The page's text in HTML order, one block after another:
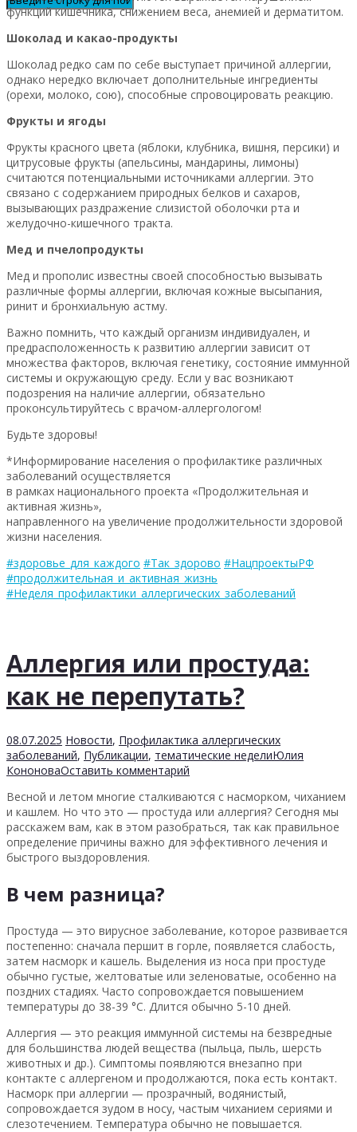
функций кишечника, снижением веса, анемией и дерматитом.
Шоколад и какао-продукты
Шоколад редко сам по себе выступает причиной аллергии,
однако нередко включает дополнительные ингредиенты
(орехи, молоко, сою), способные спровоцировать реакцию.
Фрукты и ягоды
Фрукты красного цвета (яблоки, клубника, вишня, персики) и
цитрусовые фрукты (апельсины, мандарины, лимоны)
считаются потенциальными источниками аллергии. Это
связано с содержанием природных белков и сахаров,
вызывающих раздражение слизистой оболочки рта и
желудочно-кишечного тракта.
Мед и пчелопродукты
Мед и прополис известны своей способностью вызывать
различные формы аллергии, включая кожные высыпания,
ринит и бронхиальную астму.
Важно помнить, что каждый организм индивидуален, и
предрасположенность к развитию аллергии зависит от
множества факторов, включая генетику, состояние иммунной
системы и окружающую среду. Если у вас возникают
подозрения на наличие аллергии, обязательно
проконсультируйтесь с врачом-аллергологом!
Будьте здоровы!
*Информирование населения о профилактике различных
заболеваний осуществляется
в рамках национального проекта «Продолжительная и
активная жизнь»,
направленного на увеличение продолжительности здоровой
жизни населения.
#здоровье_для_каждого #Так_здорово #НацпроектыРФ
#продолжительная_и_активная_жизнь
#Неделя_профилактики_аллергических_заболеваний
Аллергия или простуда:
как не перепутать?
08.07.2025 Новости, Профилактика аллергических
заболеваний, Публикации, тематические неделиЮлия
КононоваОставить комментарий
Весной и летом многие сталкиваются с насморком, чиханием
и кашлем. Но что это — простуда или аллергия? Сегодня мы
расскажем вам, как в этом разобраться, так как правильное
определение причины важно для эффективного лечения и
быстрого выздоровления.
В чем разница?
Простуда — это вирусное заболевание, которое развивается
постепенно: сначала першит в горле, появляется слабость,
затем насморк и кашель. Выделения из носа при простуде
обычно густые, желтоватые или зеленоватые, особенно на
поздних стадиях. Часто сопровождается повышением
температуры до 38-39 °С. Длится обычно 5-10 дней.
Аллергия — это реакция иммунной системы на безвредные
для большинства людей вещества (пыльца, пыль, шерсть
животных и др.). Симптомы появляются внезапно при
контакте с аллергеном и продолжаются, пока есть контакт.
Насморк при аллергии — прозрачный, водянистый,
сопровождается зудом в носу, частым чиханием сериями и
слезотечением. Температура обычно не повышается.